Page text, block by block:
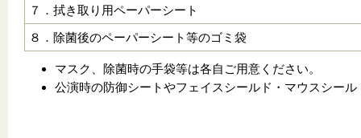
７．拭き取り用ペーパーシート
８．除菌後のペーパーシート等のゴミ袋
マスク、除菌時の手袋等は各自ご用意ください。
公演時の防御シートやフェイスシールド・マウスシー